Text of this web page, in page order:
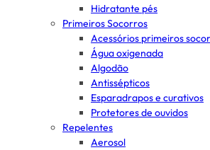
Hidratante pés
Primeiros Socorros
Acessórios primeiros
Água oxigenada
Algodão
Antissépticos
Esparadrapos e curativos
Protetores de ouvidos
Repelentes
Aerosol